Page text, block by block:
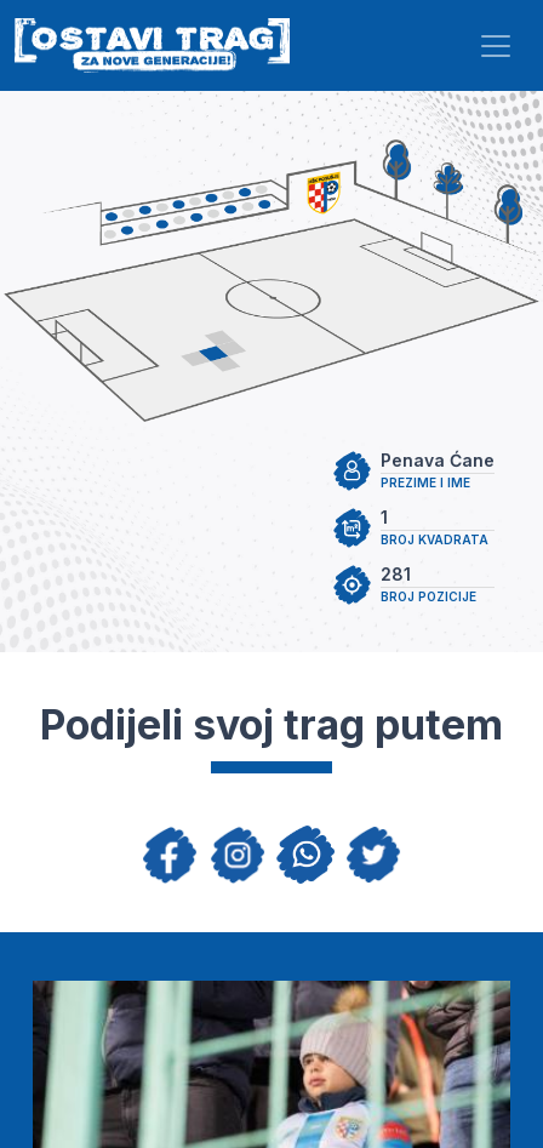
Skip to main content
PREZIME I IME
Penava Ćane
BROJ KVADRATA
1
BROJ POZICIJE
281
Podijeli svoj trag putem